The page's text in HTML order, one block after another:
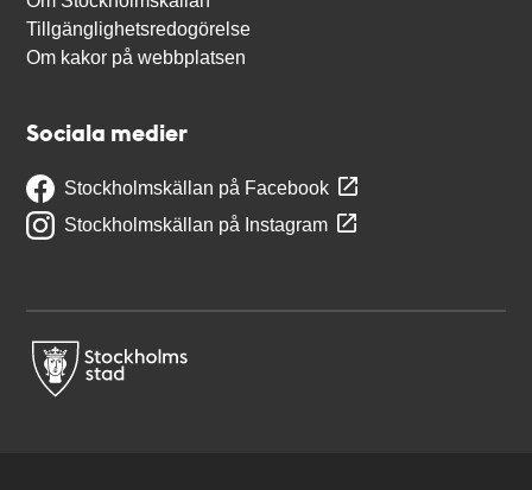
Tillgänglighetsredogörelse
Om kakor på webbplatsen
Sociala medier
Stockholmskällan på Facebook
Stockholmskällan på Instagram